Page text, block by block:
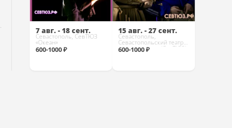
7 авг. - 18 сент.
Севастополь, СевТЮЗ
«Океан»
600-1000 ₽
15 авг. - 27 сент.
Севастополь,
Севастопольский театр
юного зрителя (СевТЮЗ)
600-1000 ₽